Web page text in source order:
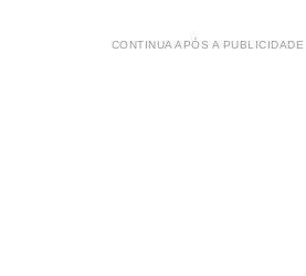
CONTINUA APÓS A PUBLICIDADE